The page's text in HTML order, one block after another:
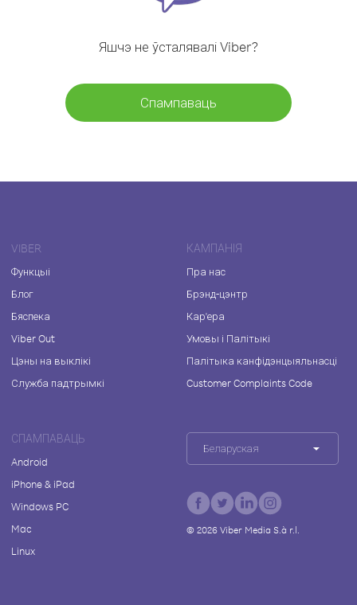
Яшчэ не ўсталявалі Viber?
Спампаваць
VIBER
Функцыі
Блог
Бяспека
Viber Out
Цэны на выклікі
Служба падтрымкі
КАМПАНІЯ
Пра нас
Брэнд-цэнтр
Кар'ера
Умовы і Палітыкі
Палітыка канфідэнцыяльнасці
Customer Complaints Code
СПАМПАВАЦЬ
Android
iPhone & iPad
Windows PC
Mac
Linux
Беларуская
© 2026Viber Media S.à r.l.